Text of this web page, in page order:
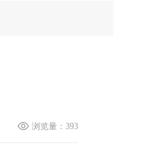
浏览量：393